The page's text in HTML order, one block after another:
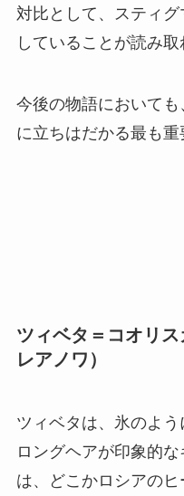
対比として、スティ
していることが読み取
今後の物語において
に立ちはだかる最も重
ツィベタ＝コオリ
レアノワ）
ツィベタは、氷のよ
ロングヘアが印象的
は、どこかロシアの